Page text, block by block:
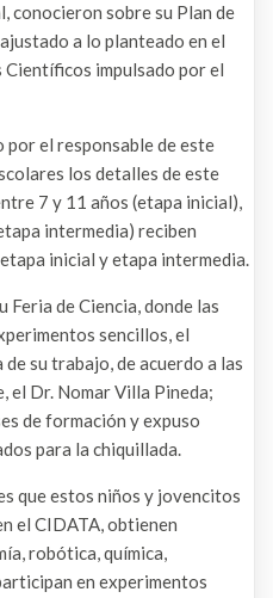
conocieron sobre su Plan de
a lo planteado en el
impulsado por el
por el responsable de este
los detalles de este
7 y 11 años (etapa inicial),
intermedia) reciben
inicial y etapa intermedia.
Feria de Ciencia, donde las
sencillos, el
su trabajo, de acuerdo a las
el Dr. Nomar Villa Pineda;
de formación y expuso
para la chiquillada.
que estos niños y jovencitos
el CIDATA, obtienen
robótica, química,
en experimentos